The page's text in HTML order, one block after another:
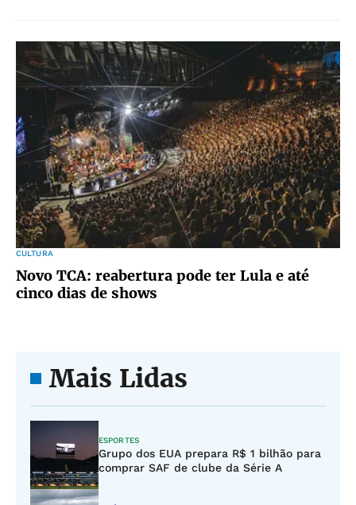
CULTURA
Novo TCA: reabertura pode ter Lula e até
cinco dias de shows
Mais Lidas
ESPORTES
Grupo dos EUA prepara R$ 1 bilhão para
comprar SAF de clube da Série A